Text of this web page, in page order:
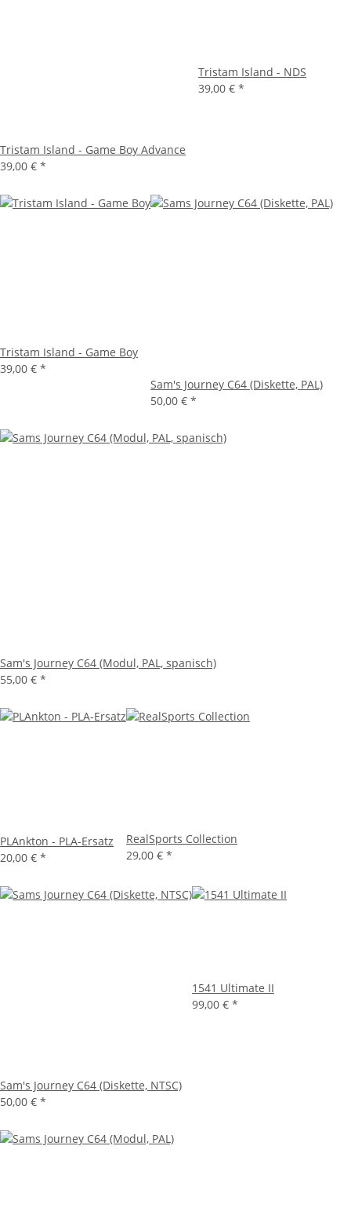
Tristam Island - Game Boy Advance
39,00 € *
Tristam Island - NDS
39,00 € *
Tristam Island - Game Boy
39,00 € *
Sam's Journey C64 (Diskette, PAL)
50,00 € *
Sam's Journey C64 (Modul, PAL, spanisch)
55,00 € *
PLAnkton - PLA-Ersatz
20,00 € *
RealSports Collection
29,00 € *
Sam's Journey C64 (Diskette, NTSC)
50,00 € *
1541 Ultimate II
99,00 € *